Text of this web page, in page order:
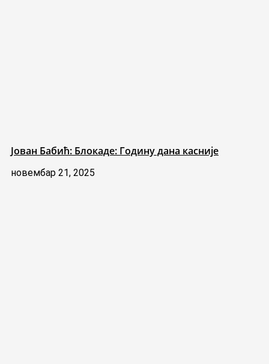
Јован Бабић: Блокаде: Годину дана касније
новембар 21, 2025